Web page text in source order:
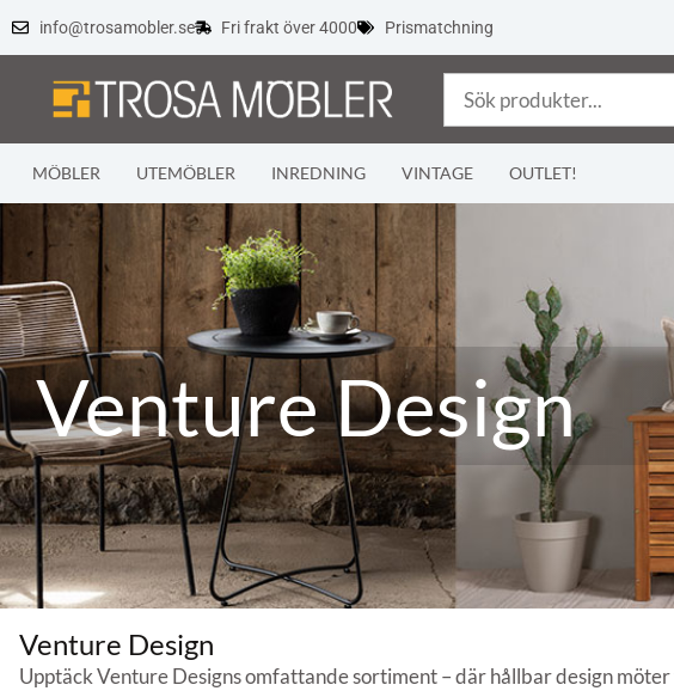
info@trosamobler.se Fri frakt över 4000 Prismatchning
MÖBLER UTEMÖBLER INREDNING VINTAGE OUTLET!
Venture Design
Venture Design
Upptäck Venture Designs omfattande sortiment – där hållbar design